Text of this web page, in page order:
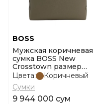
BOSS
Мужская коричневая
сумка BOSS New
Crosstown размер
onesi
Цвета:
Коричневый
Сумки
9 944 000 сум